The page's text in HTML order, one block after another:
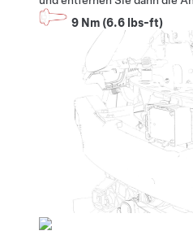
9 Nm (6.6 lbs-ft)